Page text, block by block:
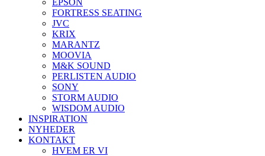
EPSON
FORTRESS SEATING
JVC
KRIX
MARANTZ
MOOVIA
M&K SOUND
PERLISTEN AUDIO
SONY
STORM AUDIO
WISDOM AUDIO
INSPIRATION
NYHEDER
KONTAKT
HVEM ER VI